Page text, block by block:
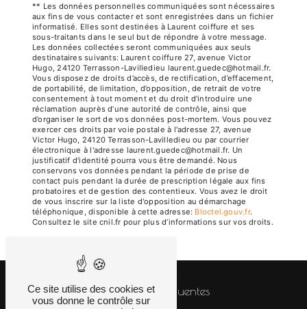
** Les données personnelles communiquées sont nécessaires
aux fins de vous contacter et sont enregistrées dans un fichier
informatisé. Elles sont destinées à Laurent coiffure et ses
sous-traitants dans le seul but de répondre à votre message.
Les données collectées seront communiquées aux seuls
destinataires suivants: Laurent coiffure 27, avenue Victor
Hugo, 24120 Terrasson-Lavilledieu laurent.guedec@hotmail.fr.
Vous disposez de droits d’accès, de rectification, d’effacement,
de portabilité, de limitation, d’opposition, de retrait de votre
consentement à tout moment et du droit d’introduire une
réclamation auprès d’une autorité de contrôle, ainsi que
d’organiser le sort de vos données post-mortem. Vous pouvez
exercer ces droits par voie postale à l'adresse 27, avenue
Victor Hugo, 24120 Terrasson-Lavilledieu ou par courrier
électronique à l'adresse laurent.guedec@hotmail.fr. Un
justificatif d'identité pourra vous être demandé. Nous
conservons vos données pendant la période de prise de
contact puis pendant la durée de prescription légale aux fins
probatoires et de gestion des contentieux. Vous avez le droit
de vous inscrire sur la liste d'opposition au démarchage
téléphonique, disponible à cette adresse:
Bloctel.gouv.fr.
Consultez le site cnil.fr pour plus d’informations sur vos droits.
Recherches fréquentes
Ce site utilise des cookies et
vous donne le contrôle sur